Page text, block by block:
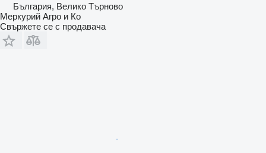
България, Велико Търново
Меркурий Агро и Ко
Свържете се с продавача